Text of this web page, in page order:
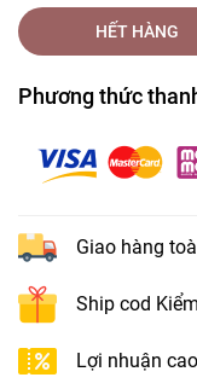
HẾT HÀNG
Phương thức
Giao hàng
Ship cod
Lợi nhuận